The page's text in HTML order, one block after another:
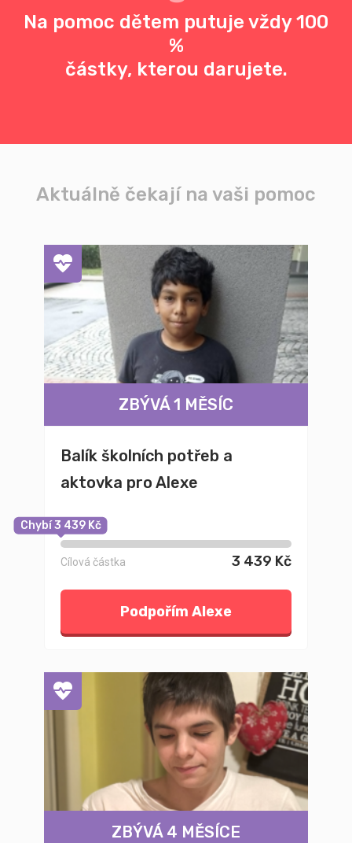
Na pomoc dětem putuje vždy 100
%
částky, kterou darujete.
Aktuálně čekají na vaši pomoc
ZBÝVÁ 1 MĚSÍC
Balík školních potřeb a
aktovka pro Alexe
Chybí 3 439 Kč
Cílová částka 3 439 Kč
Podpořím Alexe
ZBÝVÁ 4 MĚSÍCE